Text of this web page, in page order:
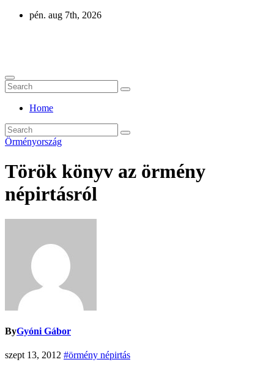
Skip
pén. aug 7th, 2026
Home
Örményország
Török könyv az örmény
népirtásról
ByGyóni Gábor
szept 13, 2012 #örmény népirtás